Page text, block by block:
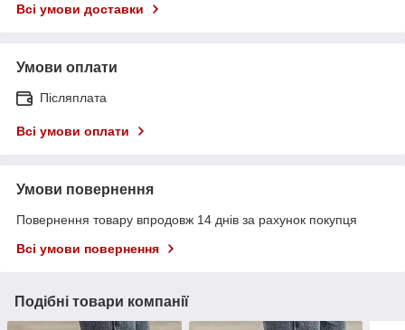
Всі умови доставки
Умови оплати
Післяплата
Всі умови оплати
Умови повернення
Повернення товару впродовж 14 днів за рахунок покупця
Всі умови повернення
Подібні товари компанії